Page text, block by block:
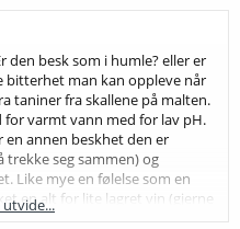
den besk som i humle? eller er
bitterhet man kan oppleve når
taniner fra skallene på malten.
varmt vann med for lav pH.
en annen beskhet den er
seg sammen) og
Like mye en følelse som en
en alt for lite lagret vin (gjerne
det er snakk om.
utvide...